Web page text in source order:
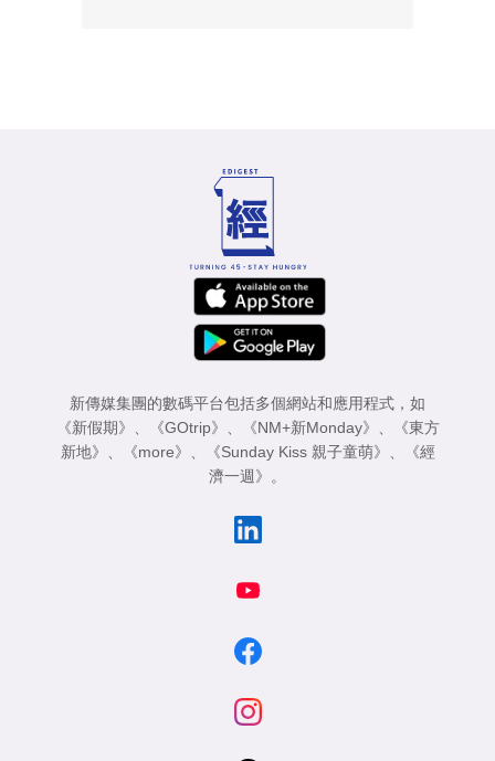
新傳媒集團的數碼平台包括多個網站和應用程式，如
《新假期》
《GOtrip》 《NM+新Monday》
《東方
新地》
《more》 《Sunday Kiss 親子童萌》
《經
濟一週》
。